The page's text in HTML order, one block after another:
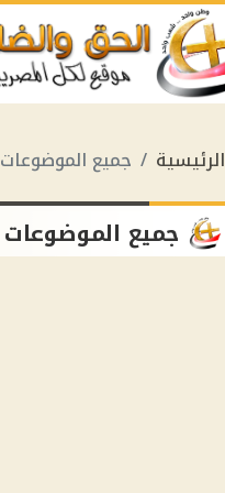
الرئيسية جميع الموضوعات
جميع الموضوعات